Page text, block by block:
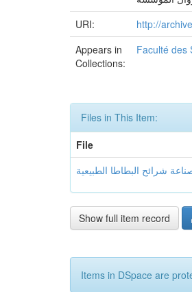
URI:
http://
Appears in
Collections:
Faculté des
Files in This Item:
File
Show full item record
Items in DSpace are